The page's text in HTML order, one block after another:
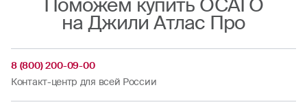
Поможем купить ОСАГО
на Джили Атлас Про
8 (800) 200-09-00
Контакт-центр для всей России